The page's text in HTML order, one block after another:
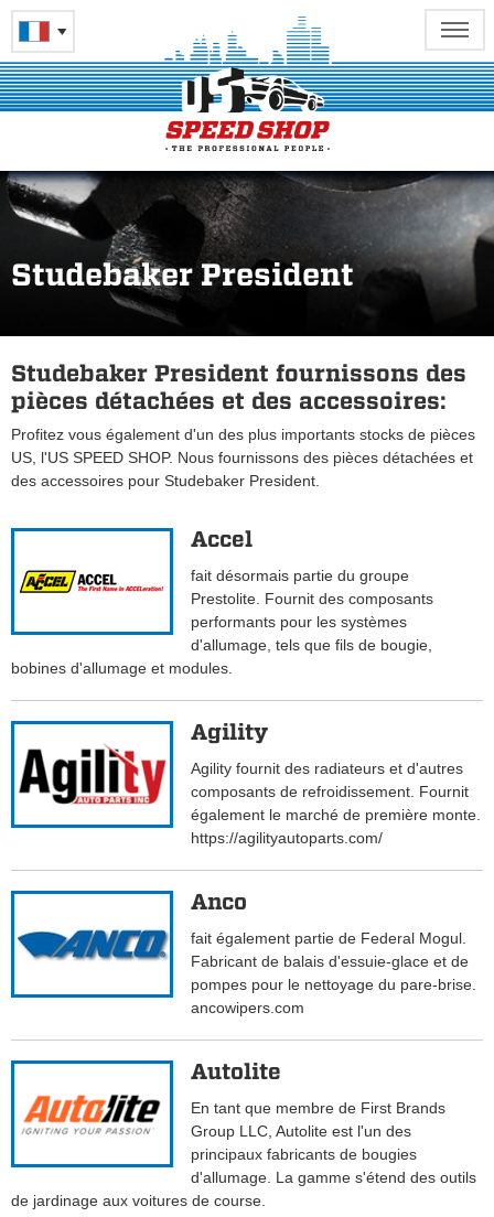
Studebaker President
Studebaker President fournissons des
pièces détachées et des accessoires:
Profitez vous également d'un des plus importants stocks de pièces
US, l'US SPEED SHOP. Nous fournissons des pièces détachées et
des accessoires pour Studebaker President.
Accel
fait désormais partie du groupe
Prestolite. Fournit des composants
performants pour les systèmes
d'allumage, tels que fils de bougie,
bobines d'allumage et modules.
Agility
Agility fournit des radiateurs et d'autres
composants de refroidissement. Fournit
également le marché de première monte.
https://agilityautoparts.com/
Anco
fait également partie de Federal Mogul.
Fabricant de balais d'essuie-glace et de
pompes pour le nettoyage du pare-brise.
ancowipers.com
Autolite
En tant que membre de First Brands
Group LLC, Autolite est l'un des
principaux fabricants de bougies
d'allumage. La gamme s'étend des outils
de jardinage aux voitures de course.